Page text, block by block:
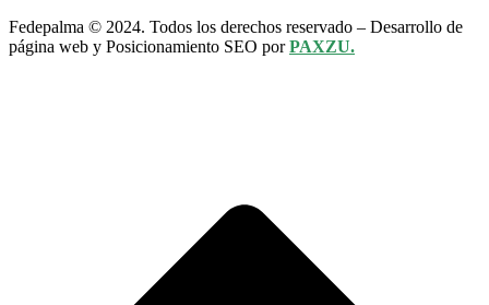
Fedepalma © 2024. Todos los derechos reservado – Desarrollo de
página web y Posicionamiento SEO porPAXZU.